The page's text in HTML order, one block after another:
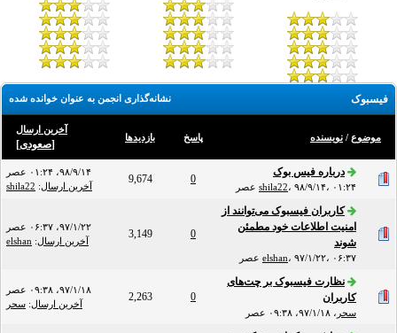
نشانه‌گذاری انجمن به عنوان خوانده شده فیسبوک
موضوع / نویسنده پاسخ بازدید‌ها
آخرین ارسال
[صعودی]
درباره فیس بوک
shila22، ۹۸/۹/۱۴، ۰۱:۲۴ عصر
0
9,674
۹۸/۹/۱۴، ۰۱:۲۴ عصر
آخرین ارسال:
shila22
کاربران فیسبوک می‌توانند از
امنیت اطلاعات خود مطمئن
شوند
elshan، ۹۷/۱/۲۲، ۰۶:۳۷ عصر
0
3,149
۹۷/۱/۲۲، ۰۶:۳۷ عصر
آخرین ارسال:
elshan
نظارت فیسبوک بر چت‌های
کاربران
سحر ، ۹۷/۱/۱۸، ۰۹:۳۸ عصر
0
2,263
۹۷/۱/۱۸، ۰۹:۳۸ عصر
آخرین ارسال: سحر